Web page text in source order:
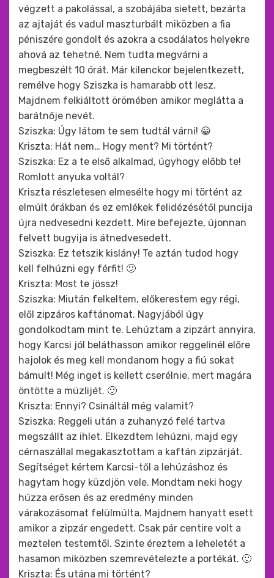
végzett a pakolással, a szobájába sietett, bezárta
az ajtaját és vadul maszturbált miközben a fia
péniszére gondolt és azokra a csodálatos helyekre
ahová az tehetné. Nem tudta megvárni a
megbeszélt 10 órát. Már kilenckor bejelentkezett,
remélve hogy Sziszka is hamarabb ott lesz.
Majdnem felkiáltott örömében amikor meglátta a
barátnője nevét.
Sziszka: Úgy látom te sem tudtál várni! 😀
Kriszta: Hát nem… Hogy ment? Mi történt?
Sziszka: Ez a te első alkalmad, úgyhogy előbb te!
Romlott anyuka voltál?
Kriszta részletesen elmesélte hogy mi történt az
elmúlt órákban és ez emlékek felidézésétől puncija
újra nedvesedni kezdett. Mire befejezte, újonnan
felvett bugyija is átnedvesedett.
Sziszka: Ez tetszik kislány! Te aztán tudod hogy
kell felhúzni egy férfit! 🙂
Kriszta: Most te jössz!
Sziszka: Miután felkeltem, előkerestem egy régi,
elől zipzáros kaftánomat. Nagyjából úgy
gondolkodtam mint te. Lehúztam a zipzárt annyira,
hogy Karcsi jól beláthasson amikor reggelinél előre
hajolok és meg kell mondanom hogy a fiú sokat
bámult! Még inget is kellett cserélnie, mert magára
öntötte a müzlijét. 🙂
Kriszta: Ennyi? Csináltál még valamit?
Sziszka: Reggeli után a zuhanyzó felé tartva
megszállt az ihlet. Elkezdtem lehúzni, majd egy
cérnaszállal megakasztottam a kaftán zipzárját.
Segítséget kértem Karcsi-től a lehúzáshoz és
hagytam hogy küzdjön vele. Mondtam neki hogy
húzza erősen és az eredmény minden
várakozásomat felülmúlta. Majdnem hanyatt esett
amikor a zipzár engedett. Csak pár centire volt a
meztelen testemtől. Szinte éreztem a leheletét a
hasamon miközben szemrevételezte a portékát. 🙂
Kriszta: És utána mi történt?